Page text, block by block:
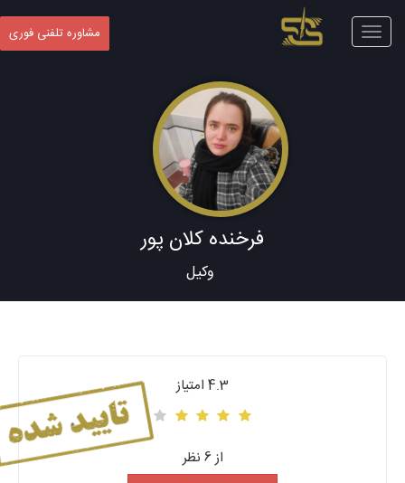
Toggle
navigation
مشاوره تلفنی فوری
فرخنده کلان پور
وکیل
4.3 امتیاز
از 6 نظر